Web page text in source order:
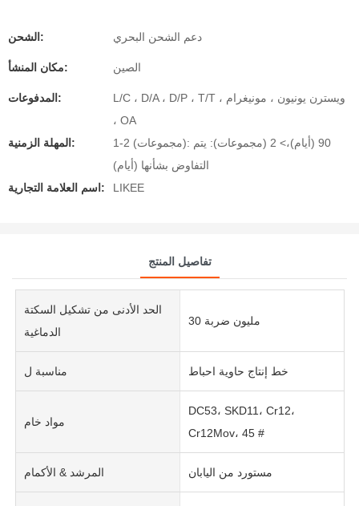
الشحن: دعم الشحن البحري
مكان المنشأ: الصين
المدفوعات:
L/C ، D/A ، D/P ، T/T ، ويسترن يونيون ، مونيغرام
، OA
المهلة الزمنية:
1-2 (مجموعات): 90 (أيام)،> 2 (مجموعات): يتم
التفاوض بشأنها (أيام)
اسم العلامة التجارية:
LIKEE
تفاصيل المنتج
الحد الأدنى من تشكيل السكتة
الدماغية
30 مليون ضربة
مناسبة ل خط إنتاج حاوية احباط
مواد خام
DC53، SKD11، Cr12،
Cr12Mov، 45 #
المرشد & الأكمام مستورد من اليابان